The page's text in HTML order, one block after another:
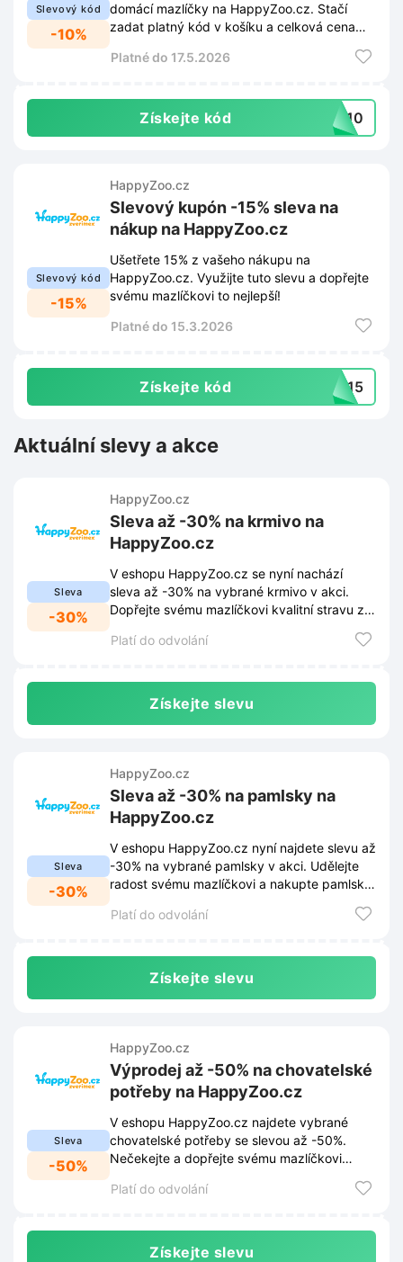
Slevový kód
-10%
domácí mazlíčky na HappyZoo.cz. Stačí
zadat platný kód v košíku a celková cena
Platné do 17.5.2026
Získejte kód PY10
Slevový kód
-15%
HappyZoo.cz
Slevový kupón -15% sleva na
nákup na HappyZoo.cz
Ušetřete 15% z vašeho nákupu na
HappyZoo.cz. Využijte tuto slevu a dopřejte
svému mazlíčkovi to nejlepší!
Platné do 15.3.2026
Získejte kód PY15
Aktuální slevy a akce
Sleva
-30%
HappyZoo.cz
Sleva až -30% na krmivo na
HappyZoo.cz
V eshopu HappyZoo.cz se nyní nachází
sleva až -30% na vybrané krmivo v akci.
Dopřejte svému mazlíčkovi kvalitní stravu za
Platí do odvolání
Získejte slevu
Sleva
-30%
HappyZoo.cz
Sleva až -30% na pamlsky na
HappyZoo.cz
V eshopu HappyZoo.cz nyní najdete slevu až
-30% na vybrané pamlsky v akci. Udělejte
radost svému mazlíčkovi a nakupte pamlsky
Platí do odvolání
Získejte slevu
Sleva
-50%
HappyZoo.cz
Výprodej až -50% na chovatelské
potřeby na HappyZoo.cz
V eshopu HappyZoo.cz najdete vybrané
chovatelské potřeby se slevou až -50%.
Nečekejte a dopřejte svému mazlíčkovi
Platí do odvolání
Získejte slevu